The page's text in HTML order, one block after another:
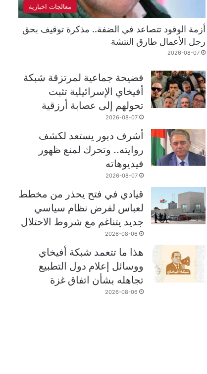
معالجات اخبارية
أزمة الوقود تتصاعد في الضفة.. مذكرة توقيف بحق
رجل الأعمال طارق النتشة
2026-08-07
فضيحة جماعية لمرتزقة شبكة
أفيخاي الإسرائيلية تثبت
تحولهم إلى عصابة أرزقية
2026-08-07
أشرف دبور يستعد لكشف
روايته.. وتحرك لمنع ظهور
فيديوهاته
2026-08-07
قيادي في فتح يحذر من مخطط
لعباس لفرض نظام سياسي
جديد يتناغم مع شروط الاحتلال
2026-08-06
هذا ما تتعمد شبكة أفيخاي
ووسائل إعلام دول التطبيع
تجاهله بشأن اتفاق غزة
2026-08-06